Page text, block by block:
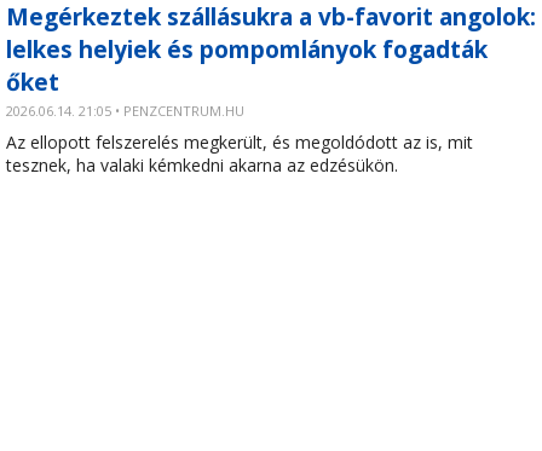
Megérkeztek szállásukra a vb-favorit angolok:
lelkes helyiek és pompomlányok fogadták
őket
2026.06.14. 21:05 • PENZCENTRUM.HU
Az ellopott felszerelés megkerült, és megoldódott az is, mit
tesznek, ha valaki kémkedni akarna az edzésükön.